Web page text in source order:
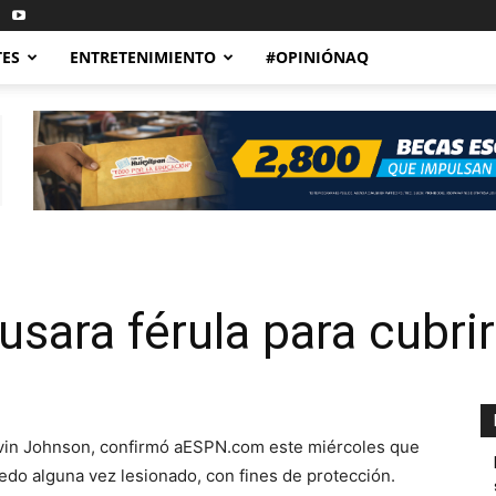
ENTRETENIMIENTO #OPINIÓNAQ
férula para
Johnson, confirmó aESPN.com este miércoles que
alguna vez lesionado, con fines de protección.